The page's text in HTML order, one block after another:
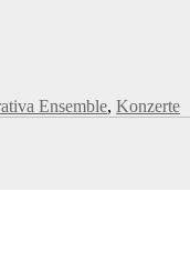
Ensemble, Konzerte